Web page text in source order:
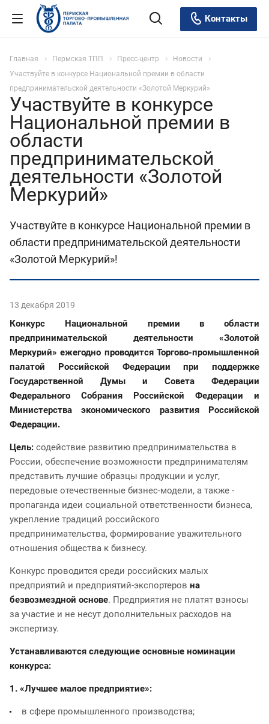
Контакты
Главная Пермская ТПП Пресс-центр
Новости
Участвуйте в конкурсе Национальной премии в области
предпринимательской деятельности «Золотой Меркурий»
Участвуйте в конкурсе
Национальной премии в
области
предпринимательской
деятельности «Золотой
Меркурий»
Участвуйте в конкурсе Национальной премии в
области предпринимательской деятельности
«Золотой Меркурий»!
13 декабря 2019
Конкурс Национальной премии в области
предпринимательской деятельности «Золотой
Меркурий» ежегодно проводится Торгово-промышленной
палатой Российской Федерации при поддержке
Государственной Думы и Совета Федерации
Федерального Собрания Российской Федерации и
Министерства экономического развития Российской
Федерации.
Цель: содействие развитию предпринимательства в
России, обеспечение возможности предпринимателям
представить лучшие образцы продукции и услуг,
передовые отечественные бизнес-модели, а также -
пропаганда идеи социальной ответственности бизнеса,
укрепление традиций российского
предпринимательства, формирование уважительного
отношения общества к бизнесу.
Конкурс проводится среди российских малых
предприятий и предприятий-экспортеров на
безвозмездной основе. Предприятия не платят взносы
за участие и не несут дополнительных расходов на
экспертизу.
Устанавливаются следующие основные номинации
конкурса:
1. «Лучшее малое предприятие»:
в сфере промышленного производства;